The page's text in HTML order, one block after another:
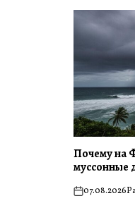
Почему на
муссонные
on07.08.2026